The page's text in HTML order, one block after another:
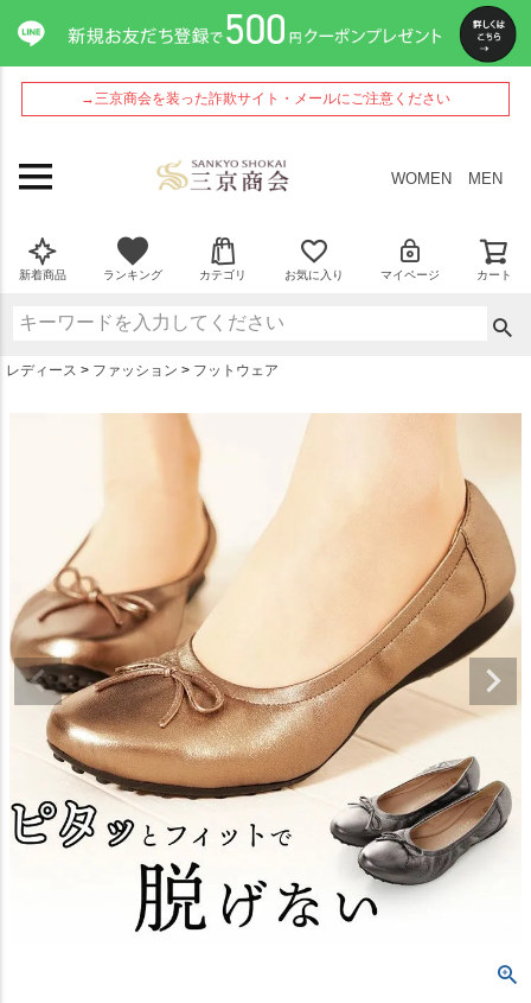
→三京商会を装った詐欺サイト・メールにご注意ください
WOMEN MEN
新着商品 ランキング カテゴリ お気に入り マイページ カート
レディース ファッション フットウェア
ペー
ジト
ップ
へ